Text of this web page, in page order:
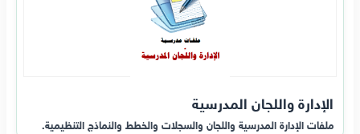
الإدارة واللجان المدرسية
ملفات الإدارة المدرسية واللجان والسجلات والخطط والنماذج التنظيمية.